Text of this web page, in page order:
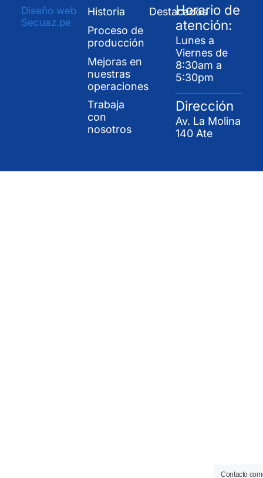
Diseño web
Secuaz.pe
Historia
Proceso de
producción
Mejoras en
nuestras
operaciones
Trabaja
con
nosotros
Destacados
Horario de
atención:
Lunes a
Viernes de
8:30am a
5:30pm
Dirección
Av. La Molina
140 Ate
Contacto